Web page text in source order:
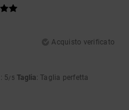
Acquisto verificato
: 5/5 Taglia: Taglia perfetta